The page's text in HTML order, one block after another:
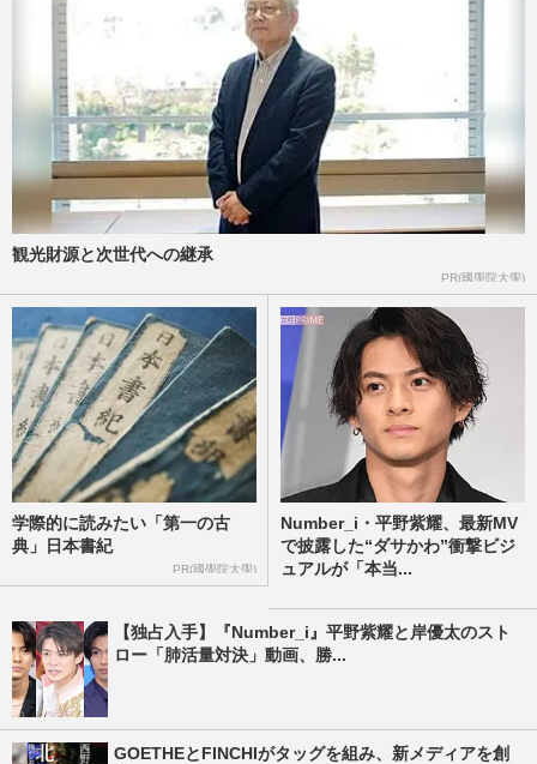
優太のストロー「肺活量対決」動画、勝敗
の行方と周囲で笑う元キンプ…
『週刊女性』編集部 2026/8/3
『Number_i』ファンミイベントで待望
の“フーディー”がグッズ化も「行けない人
も考慮して」不満が噴出した…
週刊女性PRIME 2026/7/15
《旧ジャニーズから「独立して成功した」
ランキング》Number_i・平野紫耀、V6・
岡田准一ら抑えた1位は嵐・…
週刊女性PRIME 2026/5/3
観光財源と次世代への継承
PR(國學院大學)
学際的に読みたい「第一の古
典」日本書紀
PR(國學院大學)
Number_i・平野紫耀、最新MV
で披露した“ダサかわ”衝撃ビジ
ュアルが「本当...
【独占入手】『Number_i』平野紫耀と岸優太のスト
ロー「肺活量対決」動画、勝...
GOETHEとFINCHIがタッグを組み、新メディアを創